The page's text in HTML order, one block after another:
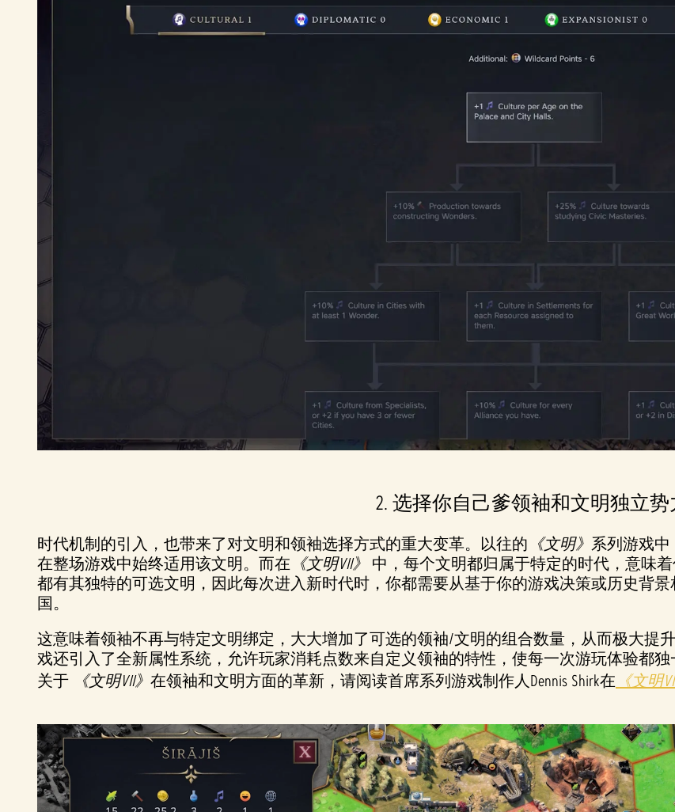
2. 选择你自己爹领袖和文明独立势
时代机制的引入，也带来了对文明和领袖选择方式的重大变革。以往的 《文明》 系列游戏
在整场游戏中始终适用该文明。而在 《文明VII》 中，每个文明都归属于特定的时代，意味
都有其独特的可选文明，因此每次进入新时代时，你都需要从基于你的游戏决策或历史背
国。
这意味着领袖不再与特定文明绑定，大大增加了可选的领袖/文明的组合数量，从而极大提
戏还引入了全新属性系统，允许玩家消耗点数来自定义领袖的特性，使每一次游玩体验都
关于 《文明VII》 在领袖和文明方面的革新，请阅读首席系列游戏制作人Dennis Shirk在 《文明